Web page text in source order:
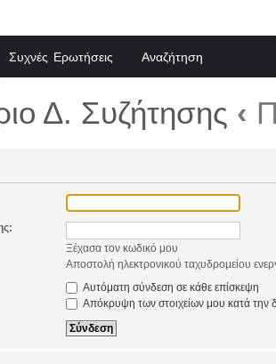
Συχνές Ερωτήσεις Αναζήτηση
Δ. Συζήτησης ‹
Ξέχασα τον κωδικό μου
Αποστολή ηλεκτρονικού ταχυδρομείου
Αυτόματη σύνδεση σε κάθε επίσκεψη
Απόκρυψη των στοιχείων μου κατά την